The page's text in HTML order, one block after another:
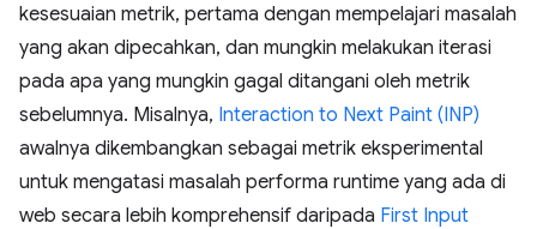
kesesuaian metrik, pertama dengan mempelajari masalah
yang akan dipecahkan, dan mungkin melakukan iterasi
pada apa yang mungkin gagal ditangani oleh metrik
sebelumnya. Misalnya, Interaction to Next Paint (INP)
awalnya dikembangkan sebagai metrik eksperimental
untuk mengatasi masalah performa runtime yang ada di
web secara lebih komprehensif daripada First Input